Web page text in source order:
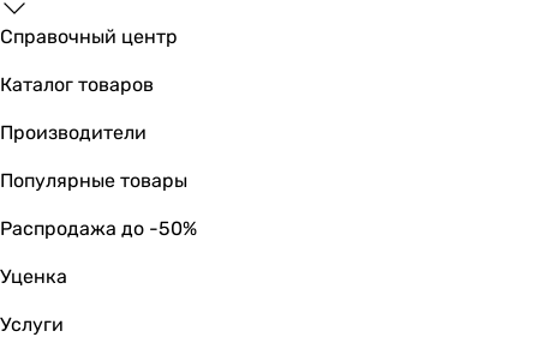
Справочный центр
Каталог товаров
Производители
Популярные товары
Распродажа до -50%
Уценка
Услуги